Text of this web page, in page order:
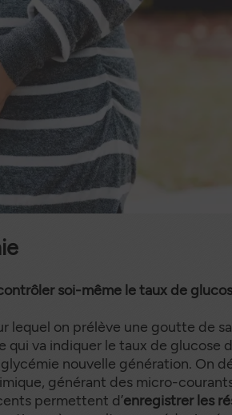
soi-même le taux de
lequel on prélève une goutte de
va indiquer le taux de glucose
nouvelle génération. On
générant des micro-
permettent d’enregistrer les